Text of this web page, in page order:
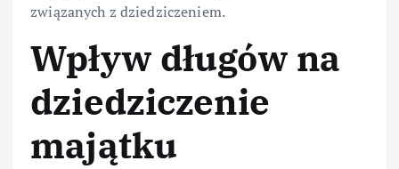
związanych z dziedziczeniem.
Wpływ długów na
dziedziczenie
majątku